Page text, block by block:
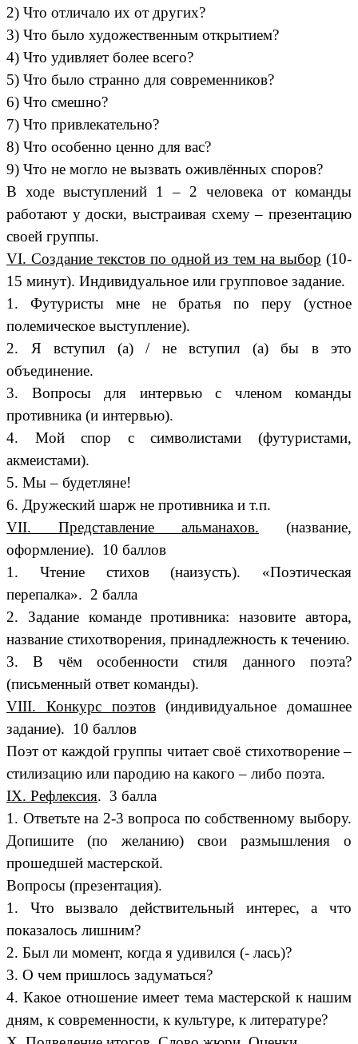
2) Что отличало их от других?
3) Что было художественным открытием?
4) Что удивляет более всего?
5) Что было странно для современников?
6) Что смешно?
7) Что привлекательно?
8) Что особенно ценно для вас?
9) Что не могло не вызвать оживлённых споров?
В ходе выступлений 1 – 2 человека от команды
работают у доски, выстраивая схему – презентацию
своей группы.
VI. Создание текстов по одной из тем на выбор (10-
15 минут). Индивидуальное или групповое задание.
1. Футуристы мне не братья по перу (устное
полемическое выступление).
2. Я вступил (а) / не вступил (а) бы в это
объединение.
3. Вопросы для интервью с членом команды
противника (и интервью).
4. Мой спор с символистами (футуристами,
акмеистами).
5. Мы – будетляне!
6. Дружеский шарж не противника и т.п.
VII. Представление альманахов. (название,
оформление). 10 баллов
1. Чтение стихов (наизусть). «Поэтическая
перепалка». 2 балла
2. Задание команде противника: назовите автора,
название стихотворения, принадлежность к течению.
3. В чём особенности стиля данного поэта?
(письменный ответ команды).
VIII. Конкурс поэтов(индивидуальное домашнее
задание). 10 баллов
Поэт от каждой группы читает своё стихотворение –
стилизацию или пародию на какого – либо поэта.
IX. Рефлексия. 3 балла
1. Ответьте на 2-3 вопроса по собственному выбору.
Допишите (по желанию) свои размышления о
прошедшей мастерской.
Вопросы (презентация).
1. Что вызвало действительный интерес, а что
показалось лишним?
2. Был ли момент, когда я удивился (- лась)?
3. О чем пришлось задуматься?
4. Какое отношение имеет тема мастерской к нашим
дням, к современности, к культуре, к литературе?